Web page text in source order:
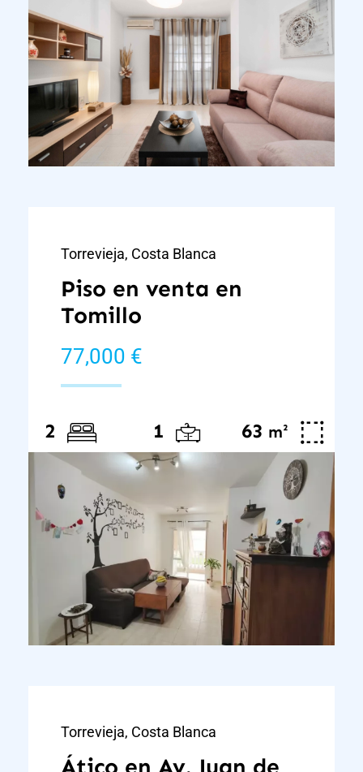
Torrevieja, Costa Blanca
Piso en venta en
Tomillo
77,000 €
2 1 63 m²
Torrevieja, Costa Blanca